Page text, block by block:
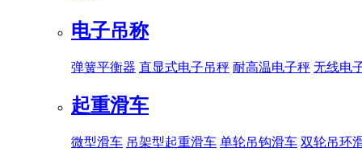
电子吊称
弹簧平衡器 直显式电子吊秤 耐高温电子秤 无线电
起重滑车
微型滑车 吊架型起重滑车 单轮吊钩滑车 双轮吊环